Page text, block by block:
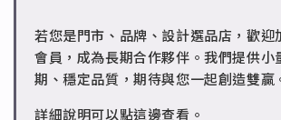
✻ 批發會員
請聯繫 LINE 客服 @jfq1926j 協助處
若您是門市、品牌、設計選品店，歡迎
會員，成為長期合作夥伴。我們提供小
期、穩定品質，期待與您一起創造雙贏
詳細說明可以點這邊查看。